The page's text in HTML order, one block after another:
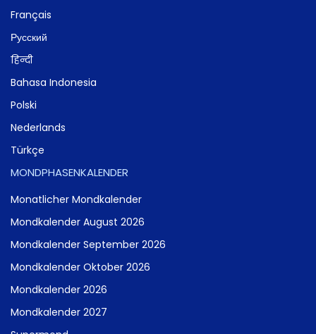
Français
Русский
हिन्दी
Bahasa Indonesia
Polski
Nederlands
Türkçe
MONDPHASENKALENDER
Monatlicher Mondkalender
Mondkalender August 2026
Mondkalender September 2026
Mondkalender Oktober 2026
Mondkalender 2026
Mondkalender 2027